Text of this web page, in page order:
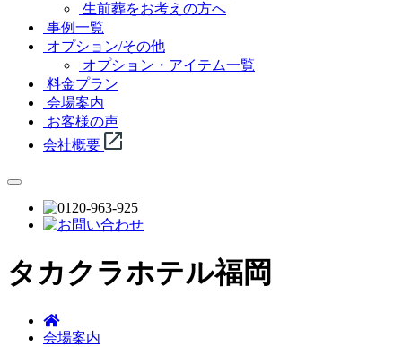
生前葬をお考えの方へ
事例一覧
オプション/その他
オプション・アイテム一覧
料金プラン
会場案内
お客様の声
会社概要
タカクラホテル福岡
会場案内